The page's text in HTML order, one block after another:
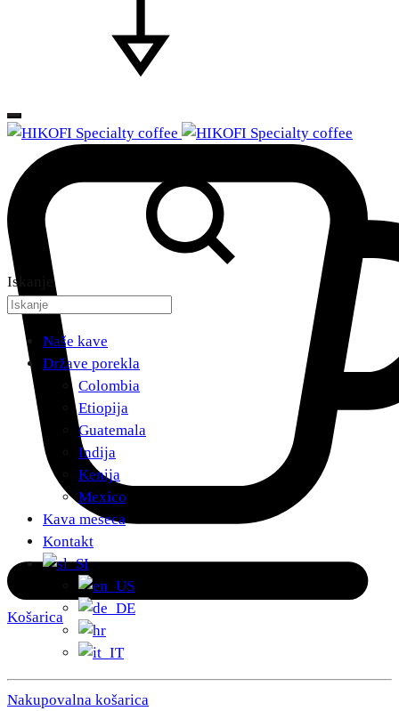
Košarica
Iskanje
Naše kave
Države porekla
Colombia
Etiopija
Guatemala
Indija
Kenija
Mexico
Kava meseca
Kontakt
Nakupovalna košarica